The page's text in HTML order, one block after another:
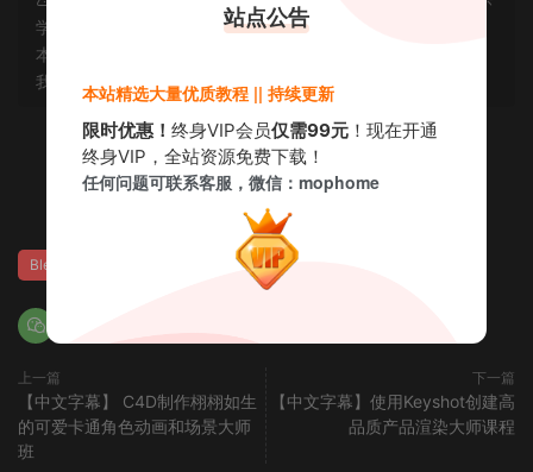
学习交流使用，如资源适合请购买正版体验更完善的服务；若
本站侵犯了您的合法权益，可联系我们删除，给您带来的不便
我们深表歉意。
0 赏 0
Blender
上一篇
【中文字幕】 C4D制作栩栩如生
的可爱卡通角色动画和场景大师
班
下一篇
【中文字幕】使用Keyshot创建高
品质产品渲染大师课程
站点公告
本站精选大量优质教程 || 持续更新
限时优惠！ 终身VIP会员仅需99元 ！现在开通
终身VIP，全站资源免费下载！
任何问题可联系客服，微信：mophome